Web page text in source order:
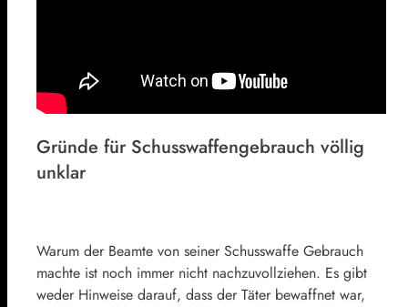
Gründe für Schusswaffengebrauch völlig
unklar
Warum der Beamte von seiner Schusswaffe Gebrauch
machte ist noch immer nicht nachzuvollziehen. Es gibt
weder Hinweise darauf, dass der Täter bewaffnet war,